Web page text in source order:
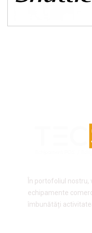
În portofoliul
echipamente
îmbunătăți